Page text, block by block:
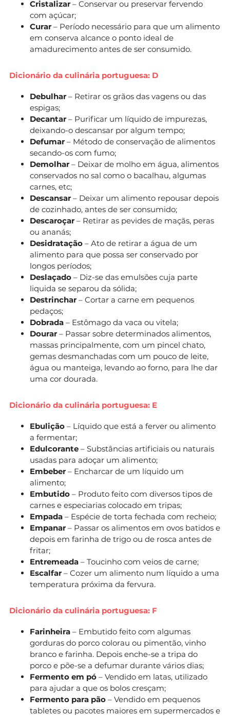
Cristalizar – Conservar ou preservar fervendo
com açúcar;
Curar – Período necessário para que um alimento
em conserva alcance o ponto ideal de
amadurecimento antes de ser consumido.
Dicionário da culinária portuguesa: D
Debulhar – Retirar os grãos das vagens ou das
espigas;
Decantar – Purificar um líquido de impurezas,
deixando-o descansar por algum tempo;
Defumar – Método de conservação de alimentos
secando-os com fumo;
Demolhar – Deixar de molho em água, alimentos
conservados no sal como o bacalhau, algumas
carnes, etc;
Descansar – Deixar um alimento repousar depois
de cozinhado, antes de ser consumido;
Descaroçar – Retirar as pevides de maçãs, peras
ou ananás;
Desidratação – Ato de retirar a água de um
alimento para que possa ser conservado por
longos períodos;
Deslaçado – Diz-se das emulsões cuja parte
liquida se separou da sólida;
Destrinchar – Cortar a carne em pequenos
pedaços;
Dobrada – Estômago da vaca ou vitela;
Dourar – Passar sobre determinados alimentos,
massas principalmente, com um pincel chato,
gemas desmanchadas com um pouco de leite,
água ou manteiga, levando ao forno, para lhe dar
uma cor dourada.
Dicionário da culinária portuguesa: E
Ebulição – Líquido que está a ferver ou alimento
a fermentar;
Edulcorante – Substâncias artificiais ou naturais
usadas para adoçar um alimento;
Embeber – Encharcar de um líquido um
alimento;
Embutido – Produto feito com diversos tipos de
carnes e especiarias colocado em tripas;
Empada – Espécie de torta fechada com recheio;
Empanar – Passar os alimentos em ovos batidos e
depois em farinha de trigo ou de rosca antes de
fritar;
Entremeada – Toucinho com veios de carne;
Escalfar – Cozer um alimento num líquido a uma
temperatura próxima da fervura.
Dicionário da culinária portuguesa: F
Farinheira – Embutido feito com algumas
gorduras do porco colorau ou pimentão, vinho
branco e farinha. Depois enche-se a tripa do
porco e põe-se a defumar durante vários dias;
Fermento em pó – Vendido em latas, utilizado
para ajudar a que os bolos cresçam;
Fermento para pão – Vendido em pequenos
tabletes ou pacotes maiores em supermercados e